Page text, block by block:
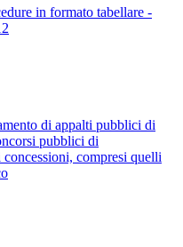
in formato tabellare -
di appalti pubblici di
pubblici di
compresi quelli